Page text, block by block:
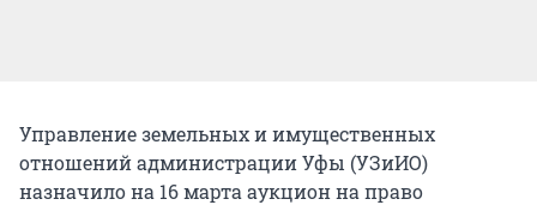
Управление земельных и имущественных
отношений администрации Уфы (УЗиИО)
назначило на 16 марта аукцион на право